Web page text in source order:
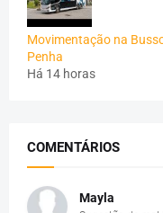
Movimentação na
Penha
Há 14 horas
COMENTÁRIOS
Mayla